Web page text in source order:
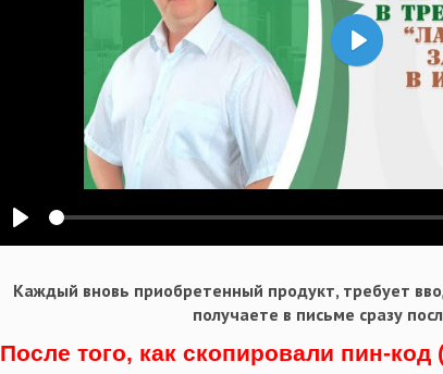
Воспроизвести
Каждый вновь приобретенный продукт, требует
получаете в письме сразу
После того, как скопировали пин-